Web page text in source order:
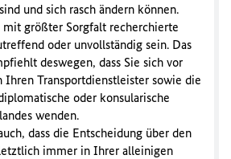
und sich rasch ändern können.
mit größter Sorgfalt recherchierte
oder unvollständig sein. Das
deswegen, dass Sie sich vor
Ihren Transportdienstleister sowie die
oder konsularische
wenden.
dass die Entscheidung über den
immer in Ihrer alleinigen